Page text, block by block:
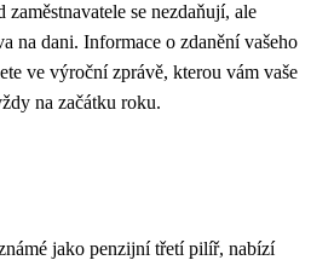
se nezdaňují, ale
na dani. Informace o zdanění vašeho
ve výroční zprávě, kterou vám vaše
na začátku roku.
jako penzijní třetí pilíř, nabízí